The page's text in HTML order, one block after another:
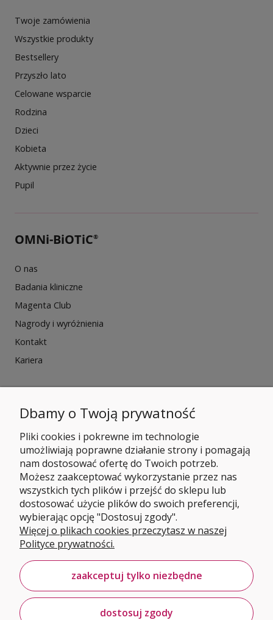
Twoje zamówienia
Wszystkie produkty
Bestsellery
Przyszło lato
Celowane wsparcie
Rodzina
Dzieci
Kobieta
Aktywnie przez życie
Pupil
OMNi-BiOTiC®
O nas
Badania kliniczne
Magenta Club
Nagrody i wyróżnienia
Kontakt
Kariera
Dbamy o Twoją prywatność
Pliki cookies i pokrewne im technologie
umożliwiają poprawne działanie strony i pomagają
nam dostosować ofertę do Twoich potrzeb.
Możesz zaakceptować wykorzystanie przez nas
wszystkich tych plików i przejść do sklepu lub
dostosować użycie plików do swoich preferencji,
wybierając opcję "Dostosuj zgody".
Więcej o plikach cookies przeczytasz w naszej
Polityce prywatności.
zaakceptuj tylko niezbędne
dostosuj zgody